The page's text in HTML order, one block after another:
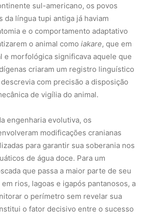
sul-americano, os povos
da língua tupi antiga já haviam
e o comportamento adaptativo
o animal como iakare, que em
e morfológica significava aquele que
criaram um registro linguístico
com precisão a disposição
de vigília do animal.
engenharia evolutiva, os
modificações cranianas
para garantir sua soberania nos
de água doce. Para um
que passa a maior parte de seu
rios, lagoas e igapós pantanosos, a
o perímetro sem revelar sua
o fator decisivo entre o sucesso